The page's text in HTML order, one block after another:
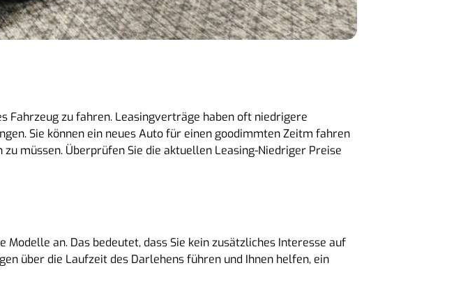
Fahrzeug zu fahren. Leasingverträge haben oft niedrigere
Sie können ein neues Auto für einen goodimmten Zeitm fahren
müssen. Überprüfen Sie die aktuellen Leasing-Niedriger Preise
an. Das bedeutet, dass Sie kein zusätzliches Interesse auf
über die Laufzeit des Darlehens führen und Ihnen helfen, ein